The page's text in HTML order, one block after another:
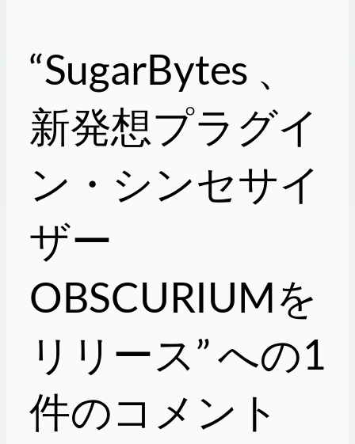
“SugarBytes 、
新発想プラグイ
ン・シンセサイ
ザー
OBSCURIUMを
リリース” への1
件のコメント